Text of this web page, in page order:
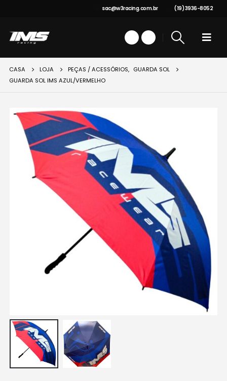
sac@w3racing.com.br (19) 3936-8052
CASA LOJA PEÇAS / ACESSÓRIOS, GUARDA SOL
GUARDA SOL IMS AZUL/VERMELHO